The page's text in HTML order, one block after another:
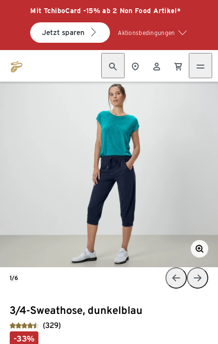
Mit TchiboCard -15% ab 2 Non Food Artikel*
Jetzt sparen Aktionsbedingungen
3/4-Sweathose, dunkelblau
(329)
-33%
1/6